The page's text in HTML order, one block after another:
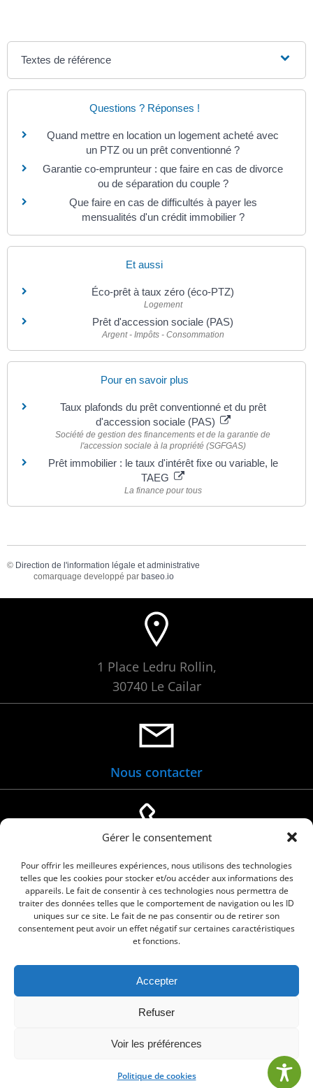
Gérer le consentement
Pour offrir les meilleures expériences, nous utilisons des technologies
telles que les cookies pour stocker et/ou accéder aux informations des
appareils. Le fait de consentir à ces technologies nous permettra de
traiter des données telles que le comportement de navigation ou les ID
uniques sur ce site. Le fait de ne pas consentir ou de retirer son
consentement peut avoir un effet négatif sur certaines caractéristiques
et fonctions.
Accepter
Refuser
Voir les préférences
Politique de cookies
Textes de référence
Questions ? Réponses !
Quand mettre en location un logement acheté avec
un PTZ ou un prêt conventionné ?
Garantie co-emprunteur : que faire en cas de divorce
ou de séparation du couple ?
Que faire en cas de difficultés à payer les
mensualités d'un crédit immobilier ?
Et aussi
Éco-prêt à taux zéro (éco-PTZ)
Logement
Prêt d'accession sociale (PAS)
Argent - Impôts - Consommation
Pour en savoir plus
Taux plafonds du prêt conventionné et du prêt
d'accession sociale (PAS)
Société de gestion des financements et de la garantie de
l'accession sociale à la propriété (SGFGAS)
Prêt immobilier : le taux d'intérêt fixe ou variable, le
TAEG
La finance pour tous
© Direction de l'information légale et administrative
comarquage developpé par baseo.io
1 Place Ledru Rollin,
30740 Le Cailar
Nous contacter
04 66 88 01 05
© 2026 Commune de Le Cailar. Service proposé
Mentions légales•Politique de cookies